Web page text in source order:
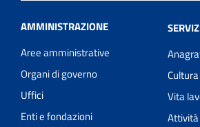
AMMINISTRAZIONE
Aree amministrative
Organi di governo
Uffici
Enti e fondazioni
Vita